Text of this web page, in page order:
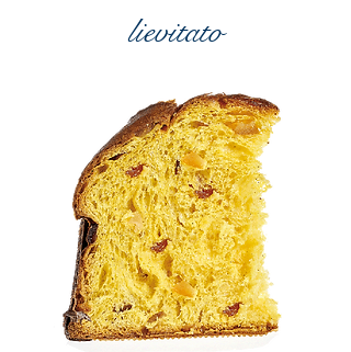
lievitato